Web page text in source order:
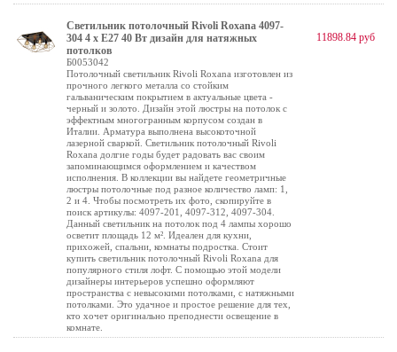
Светильник потолочный Rivoli Roxana 4097-
304 4 х Е27 40 Вт дизайн для натяжных
потолков
Б0053042
Потолочный светильник Rivoli Roxana изготовлен из
прочного легкого металла со стойким
гальваническим покрытием в актуальные цвета -
черный и золото. Дизайн этой люстры на потолок с
эффектным многогранным корпусом создан в
Италии. Арматура выполнена высокоточной
лазерной сваркой. Светильник потолочный Rivoli
Roxana долгие годы будет радовать вас своим
запоминающимся оформлением и качеством
исполнения. В коллекции вы найдете геометричные
люстры потолочные под разное количество ламп: 1,
2 и 4. Чтобы посмотреть их фото, скопируйте в
поиск артикулы: 4097-201, 4097-312, 4097-304.
Данный светильник на потолок под 4 лампы хорошо
осветит площадь 12 м². Идеален для кухни,
прихожей, спальни, комнаты подростка. Стоит
купить светильник потолочный Rivoli Roxana для
популярного стиля лофт. С помощью этой модели
дизайнеры интерьеров успешно оформляют
пространства с невысокими потолками, с натяжными
потолками. Это удачное и простое решение для тех,
кто хочет оригинально преподнести освещение в
комнате.
11898.84 руб